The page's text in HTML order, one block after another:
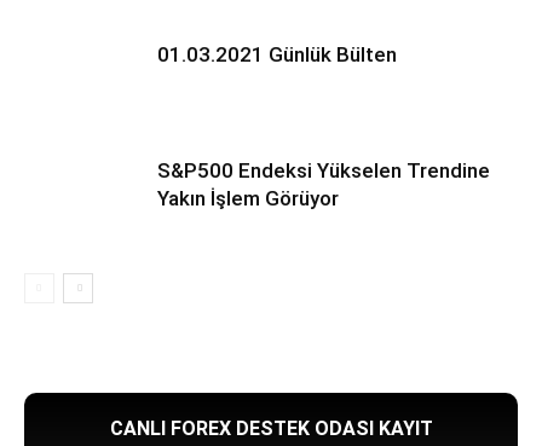
01.03.2021 Günlük Bülten
S&P500 Endeksi Yükselen Trendine
Yakın İşlem Görüyor
CANLI FOREX DESTEK ODASI KAYIT